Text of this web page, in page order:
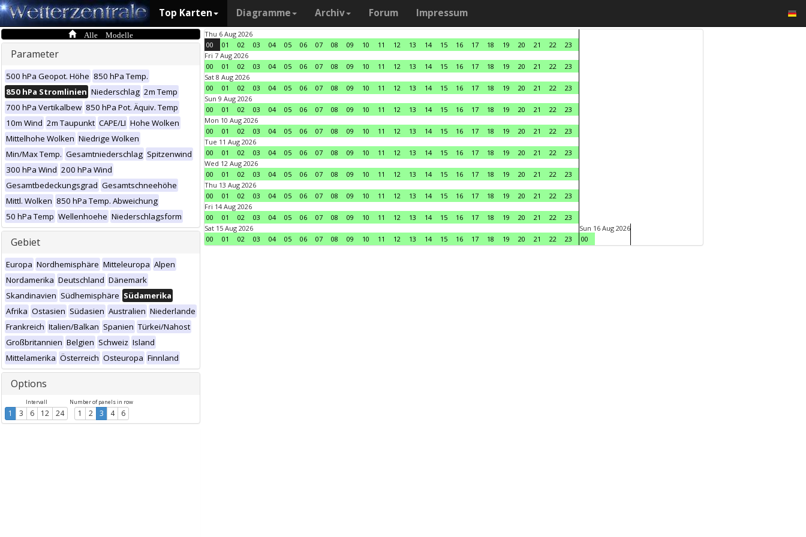
Top Karten Diagramme Archiv Forum Impressum
Alle Modelle
Parameter
500 hPa Geopot. Höhe 850 hPa Temp.
850 hPa Stromlinien Niederschlag 2m Temp
700 hPa Vertikalbew 850 hPa Pot. Äquiv. Temp
10m Wind 2m Taupunkt CAPE/LI Hohe Wolken
Mittelhohe Wolken Niedrige Wolken
Min/Max Temp. Gesamtniederschlag Spitzenwind
300 hPa Wind 200 hPa Wind
Gesamtbedeckungsgrad Gesamtschneehöhe
Mittl. Wolken 850 hPa Temp. Abweichung
50 hPa Temp Wellenhoehe Niederschlagsform
Gebiet
Europa Nordhemisphäre Mitteleuropa Alpen
Nordamerika Deutschland Dänemark
Skandinavien Südhemisphäre Südamerika
Afrika Ostasien Südasien Australien Niederlande
Frankreich Italien/Balkan Spanien Türkei/Nahost
Großbritannien Belgien Schweiz Island
Mittelamerika Österreich Osteuropa Finnland
Options
Intervall
1 3 6 12 24
Number of panels in row
1 2 3 4 6
Thu 6 Aug 2026
00
01 02 03 04 05 06 07 08 09 10 11 12 13 14 15 16 17 18 19 20 21 22
23
Fri 7 Aug 2026
00
01 02 03 04 05 06 07 08 09 10 11 12 13 14 15 16 17 18 19 20 21 22
23
Sat 8 Aug 2026
00
01 02 03 04 05 06 07 08 09 10 11 12 13 14 15 16 17 18 19 20 21 22
23
Sun 9 Aug 2026
00
01 02 03 04 05 06 07 08 09 10 11 12 13 14 15 16 17 18 19 20 21 22
23
Mon 10 Aug 2026
00
01 02 03 04 05 06 07 08 09 10 11 12 13 14 15 16 17 18 19 20 21 22
23
Tue 11 Aug 2026
00
01 02 03 04 05 06 07 08 09 10 11 12 13 14 15 16 17 18 19 20 21 22
23
Wed 12 Aug 2026
00
01 02 03 04 05 06 07 08 09 10 11 12 13 14 15 16 17 18 19 20 21 22
23
Thu 13 Aug 2026
00
01 02 03 04 05 06 07 08 09 10 11 12 13 14 15 16 17 18 19 20 21 22
23
Fri 14 Aug 2026
00
01 02 03 04 05 06 07 08 09 10 11 12 13 14 15 16 17 18 19 20 21 22
23
Sat 15 Aug 2026
00
01 02 03 04 05 06 07 08 09 10 11 12 13 14 15 16 17 18 19 20 21 22 23
Sun 16 Aug 2026
00